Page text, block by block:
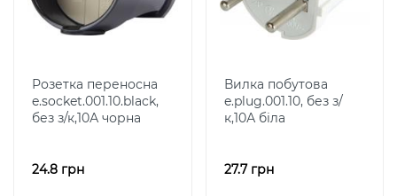
Розетка переносна
e.socket.001.10.black,
без з/к,10А чорна
24.8 грн
Вилка побутова
e.plug.001.10, без з/
к,10А біла
27.7 грн